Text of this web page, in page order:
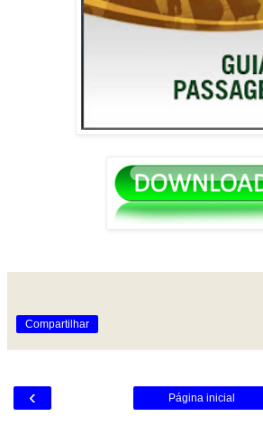
Compartilhar
‹ Página inicial